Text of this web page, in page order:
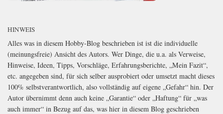
HINWEIS
Alles was in diesem Hobby-Blog beschrieben ist ist die individuelle
(meinungsfreie) Ansicht des Autors. Wer Dinge, die u.a. als Verweise,
Hinweise, Ideen, Tipps, Vorschläge, Erfahrungsberichte, „Mein Fazit“,
etc. angegeben sind, für sich selber ausprobiert oder umsetzt macht dieses
100% selbstverantwortlich, also vollständig auf eigene „Gefahr“ hin. Der
Autor übernimmt denn auch keine „Garantie“ oder „Haftung“ für „was
auch immer“ in Bezug auf das, was hier in diesem Blog geschrieben